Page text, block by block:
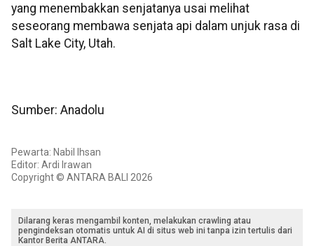
yang menembakkan senjatanya usai melihat
seseorang membawa senjata api dalam unjuk rasa di
Salt Lake City, Utah.
Sumber: Anadolu
Pewarta: Nabil Ihsan
Editor: Ardi Irawan
Copyright © ANTARA BALI 2026
Dilarang keras mengambil konten, melakukan crawling atau
pengindeksan otomatis untuk AI di situs web ini tanpa izin tertulis dari
Kantor Berita ANTARA.